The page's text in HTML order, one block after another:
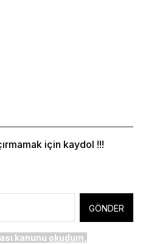
için kaydol !!!
GÖNDER
kanunu okudum,